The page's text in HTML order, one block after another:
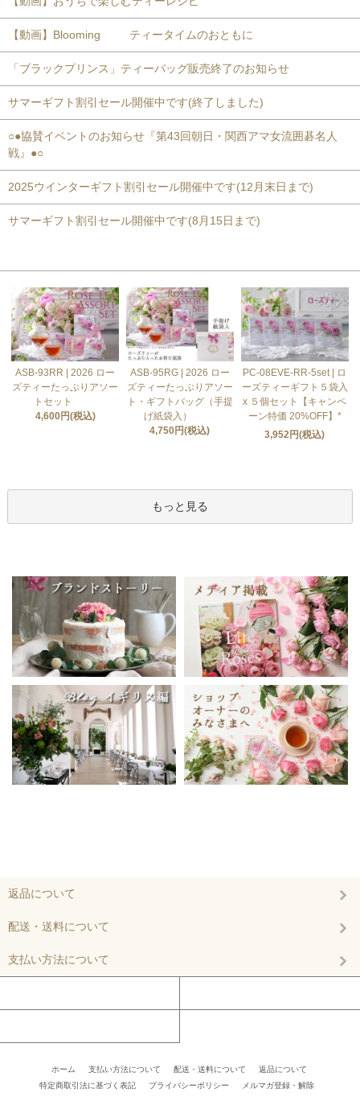
【動画】Blooming ティータイムのおともに
「ブラックプリンス」ティーバッグ販売終了のお知らせ
サマーギフト割引セール開催中です(終了しました)
○●協賛イベントのお知らせ『第43回朝日・関西アマ女流囲碁名人
戦』●○
2025ウインターギフト割引セール開催中です(12月末日まで)
サマーギフト割引セール開催中です(8月15日まで)
ASB-93RR | 2026 ロー
ズティーたっぷりアソー
トセット
4,600円(税込)
ASB-95RG | 2026 ロー
ズティーたっぷりアソー
ト・ギフトバッグ（手提
げ紙袋入）
4,750円(税込)
PC-08EVE-RR-5set | ロ
ーズティーギフト５袋入
x ５個セット【キャンペ
ーン特価 20%OFF】*
3,952円(税込)
もっと見る
返品について
配送・送料について
支払い方法について
ホーム 支払い方法について 配送・送料について 返品について
特定商取引法に基づく表記
プライバシーポリシー メルマガ登録・解除